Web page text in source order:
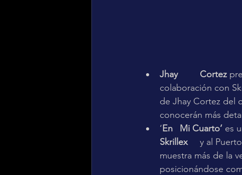
Jhay 	Cortez
colaboración con Skrillex.
de Jhay Cortez del que se
‘
En 	Mi Cuarto’
y al
muestra más de la